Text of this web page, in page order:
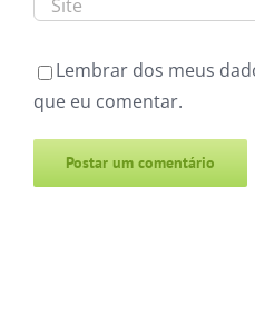
Lembrar dos meus
que eu comentar.